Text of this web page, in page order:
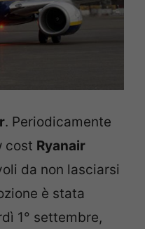
. Periodicamente
cost Ryanair
da non lasciarsi
è stata
1° settembre,